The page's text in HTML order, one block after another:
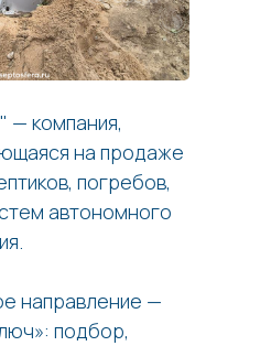
компания,
на продаже
погребов,
автономного
направление —
подбор,